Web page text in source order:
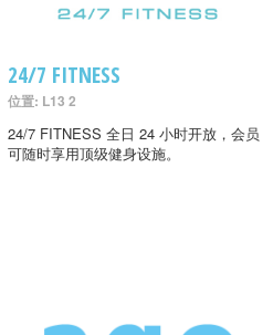
24/7 FITNESS
位置: L13 2
24/7 FITNESS 全日 24 小时开放，会员
可随时享用顶级健身设施。